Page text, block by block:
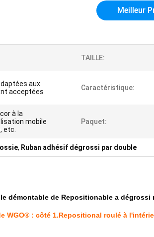
Meilleur
TAILLE:
aux
acceptées
Caractéristique:
à la
mobile
etc.
Paquet:
, Ruban adhésif dégrossi par double
démontable de Repositionable a
WGO® : côté 1.Repositional roulé à